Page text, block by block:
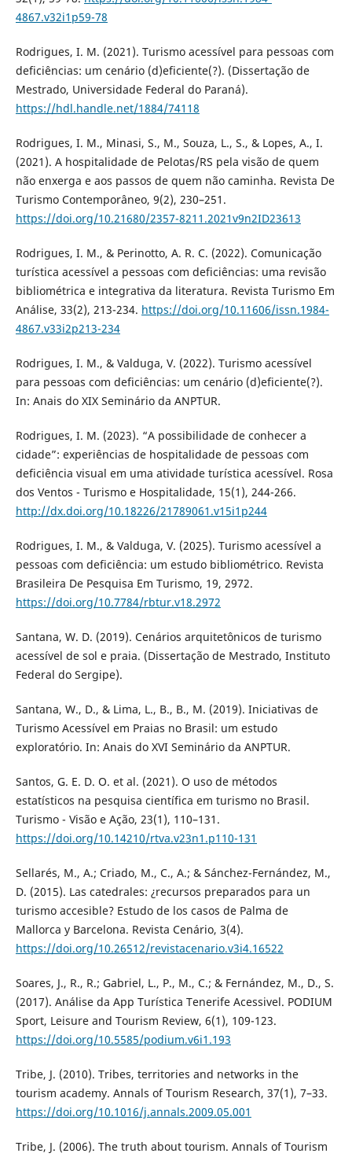
4867.v32i1p59-78
Rodrigues, I. M. (2021). Turismo acessível para pessoas com
deficiências: um cenário (d)eficiente(?). (Dissertação de
Mestrado, Universidade Federal do Paraná).
https://hdl.handle.net/1884/74118
Rodrigues, I. M., Minasi, S., M., Souza, L., S., & Lopes, A., I.
(2021). A hospitalidade de Pelotas/RS pela visão de quem
não enxerga e aos passos de quem não caminha. Revista De
Turismo Contemporâneo, 9(2), 230–251.
https://doi.org/10.21680/2357-8211.2021v9n2ID23613
Rodrigues, I. M., & Perinotto, A. R. C. (2022). Comunicação
turística acessível a pessoas com deficiências: uma revisão
bibliométrica e integrativa da literatura. Revista Turismo Em
Análise, 33(2), 213-234. https://doi.org/10.11606/issn.1984-
4867.v33i2p213-234
Rodrigues, I. M., & Valduga, V. (2022). Turismo acessível
para pessoas com deficiências: um cenário (d)eficiente(?).
In: Anais do XIX Seminário da ANPTUR.
Rodrigues, I. M. (2023). “A possibilidade de conhecer a
cidade”: experiências de hospitalidade de pessoas com
deficiência visual em uma atividade turística acessível. Rosa
dos Ventos - Turismo e Hospitalidade, 15(1), 244-266.
http://dx.doi.org/10.18226/21789061.v15i1p244
Rodrigues, I. M., & Valduga, V. (2025). Turismo acessível a
pessoas com deficiência: um estudo bibliométrico. Revista
Brasileira De Pesquisa Em Turismo, 19, 2972.
https://doi.org/10.7784/rbtur.v18.2972
Santana, W. D. (2019). Cenários arquitetônicos de turismo
acessível de sol e praia. (Dissertação de Mestrado, Instituto
Federal do Sergipe).
Santana, W., D., & Lima, L., B., B., M. (2019). Iniciativas de
Turismo Acessível em Praias no Brasil: um estudo
exploratório. In: Anais do XVI Seminário da ANPTUR.
Santos, G. E. D. O. et al. (2021). O uso de métodos
estatísticos na pesquisa científica em turismo no Brasil.
Turismo - Visão e Ação, 23(1), 110–131.
https://doi.org/10.14210/rtva.v23n1.p110-131
Sellarés, M., A.; Criado, M., C., A.; & Sánchez-Fernández, M.,
D. (2015). Las catedrales: ¿recursos preparados para un
turismo accesible? Estudo de los casos de Palma de
Mallorca y Barcelona. Revista Cenário, 3(4).
https://doi.org/10.26512/revistacenario.v3i4.16522
Soares, J., R., R.; Gabriel, L., P., M., C.; & Fernández, M., D., S.
(2017). Análise da App Turística Tenerife Acessivel. PODIUM
Sport, Leisure and Tourism Review, 6(1), 109-123.
https://doi.org/10.5585/podium.v6i1.193
Tribe, J. (2010). Tribes, territories and networks in the
tourism academy. Annals of Tourism Research, 37(1), 7–33.
https://doi.org/10.1016/j.annals.2009.05.001
Tribe, J. (2006). The truth about tourism. Annals of Tourism